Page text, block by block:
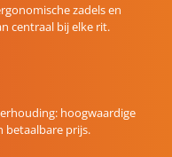
zadels en
centraal bij elke rit.
hoogwaardige
betaalbare prijs.